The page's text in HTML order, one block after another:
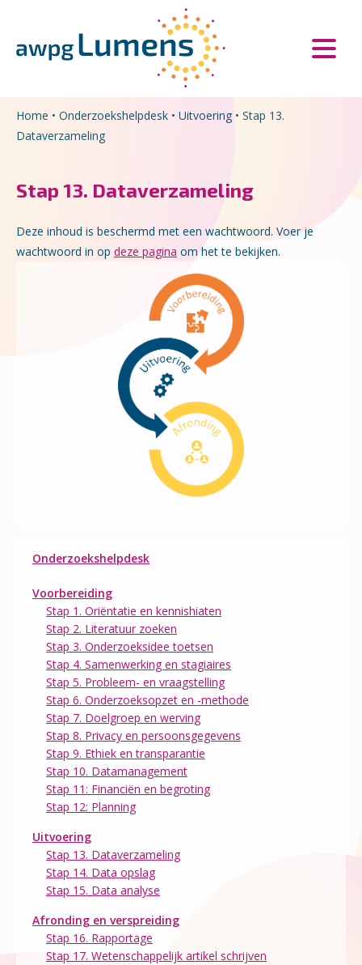
Home • Onderzoekshelpdesk • Uitvoering • Stap 13.
Dataverzameling
Onderzoekshelpdesk
Voorbereiding
Stap 1. Oriëntatie en kennishiaten
Stap 2. Literatuur zoeken
Stap 3. Onderzoeksidee toetsen
Stap 4. Samenwerking en stagiaires
Stap 5. Probleem- en vraagstelling
Stap 6. Onderzoeksopzet en -methode
Stap 7. Doelgroep en werving
Stap 8. Privacy en persoonsgegevens
Stap 9. Ethiek en transparantie
Stap 10. Datamanagement
Stap 11: Financiën en begroting
Stap 12: Planning
Uitvoering
Stap 13. Dataverzameling
Stap 14. Data opslag
Stap 15. Data analyse
Afronding en verspreiding
Stap 16. Rapportage
Stap 17. Wetenschappelijk artikel schrijven
Stap 13. Dataverzameling
Deze inhoud is beschermd met een wachtwoord. Voer je
wachtwoord in op deze pagina om het te bekijken.